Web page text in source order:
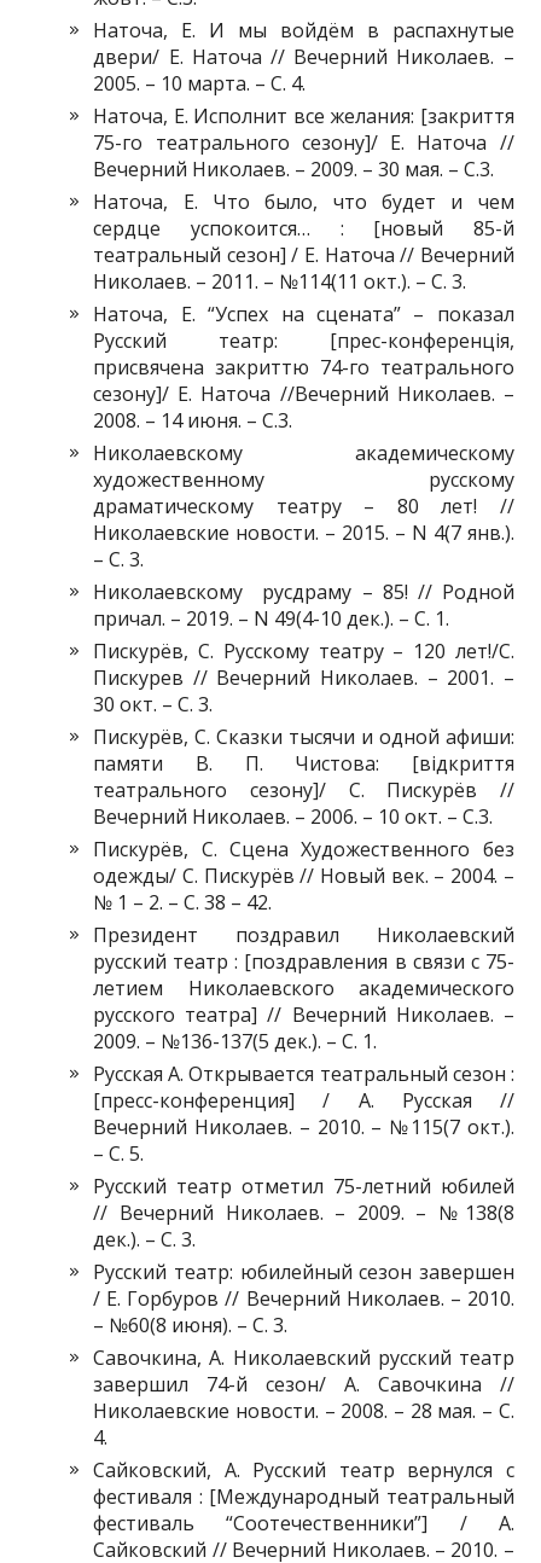
Наточа, Е. И мы войдём в распахнутые
двери/ Е. Наточа // Вечерний Николаев. –
2005. – 10 марта. – С. 4.
Наточа, Е. Исполнит все желания: [закриття
75-го театрального сезону]/ Е. Наточа //
Вечерний Николаев. – 2009. – 30 мая. – С.3.
Наточа, Е. Что было, что будет и чем
сердце успокоится… : [новый 85-й
театральный сезон] / Е. Наточа // Вечерний
Николаев. – 2011. – №114(11 окт.). – С. 3.
Наточа, Е. “Успех на сцената” – показал
Русский театр: [прес-конференція,
присвячена закриттю 74-го театрального
сезону]/ Е. Наточа //Вечерний Николаев. –
2008. – 14 июня. – С.3.
Николаевскому академическому
художественному русскому
драматическому театру – 80 лет! //
Николаевские новости. – 2015. – N 4(7 янв.).
– С. 3.
Николаевскому русдраму – 85! // Родной
причал. – 2019. – N 49(4-10 дек.). – С. 1.
Пискурёв, С. Русскому театру – 120 лет!/С.
Пискурев // Вечерний Николаев. – 2001. –
30 окт. – С. 3.
Пискурёв, С. Сказки тысячи и одной афиши:
памяти В. П. Чистова: [відкриття
театрального сезону]/ С. Пискурёв //
Вечерний Николаев. – 2006. – 10 окт. – С.3.
Пискурёв, С. Сцена Художественного без
одежды/ С. Пискурёв // Новый век. – 2004. –
№ 1 – 2. – С. 38 – 42.
Президент поздравил Николаевский
русский театр : [поздравления в связи с 75-
летием Николаевского академического
русского театра] // Вечерний Николаев. –
2009. – №136-137(5 дек.). – С. 1.
Русская А. Открывается театральный сезон :
[пресс-конференция] / А. Русская //
Вечерний Николаев. – 2010. – №115(7 окт.).
– С. 5.
Русский театр отметил 75-летний юбилей
// Вечерний Николаев. – 2009. – №138(8
дек.). – С. 3.
Русский театр: юбилейный сезон завершен
/ Е. Горбуров // Вечерний Николаев. – 2010.
– №60(8 июня). – С. 3.
Савочкина, А. Николаевский русский театр
завершил 74-й сезон/ А. Савочкина //
Николаевские новости. – 2008. – 28 мая. – С.
4.
Сайковский, А. Русский театр вернулся с
фестиваля : [Международный театральный
фестиваль “Соотечественники”] / А.
Сайковский // Вечерний Николаев. – 2010. –